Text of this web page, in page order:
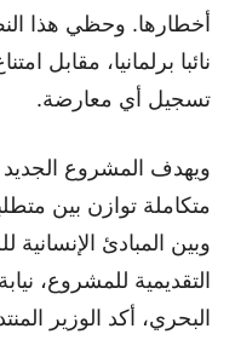
تسجيل أي معارضة.
ويهدف المشروع الجديد
متكاملة توازن بين
وبين المبادئ
التقديمية للمشروع،
البحري، أكد الوزير